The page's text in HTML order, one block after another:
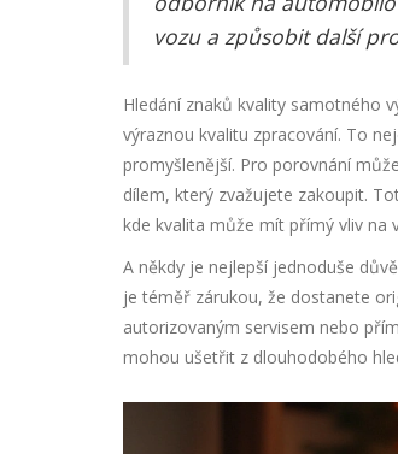
vozu a způsobit další
Hledání znaků kvality samotného
výraznou kvalitu zpracování. To
promyšlenější. Pro porovnání
dílem, který zvažujete zakoupit.
kde kvalita může mít přímý vliv na
A někdy je nejlepší jednoduše
je téměř zárukou, že dostanete
autorizovaným servisem nebo
mohou ušetřit z dlouhodobého